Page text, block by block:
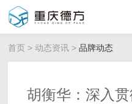
首页 >动态资讯>品牌动态
胡衡华：深入